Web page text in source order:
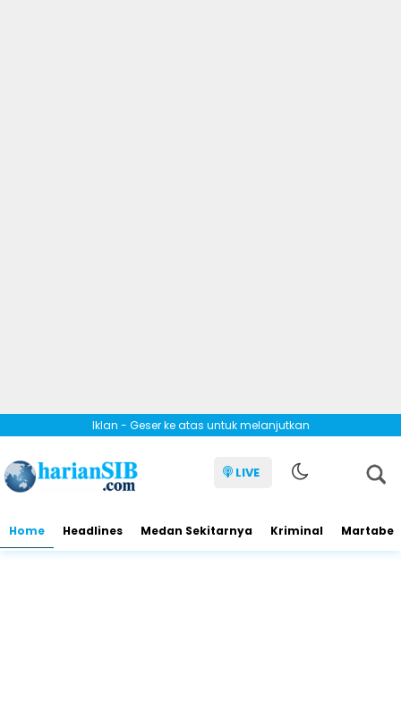
Iklan - Geser ke atas untuk melanjutkan
LIVE
Home Headlines Medan Sekitarnya Kriminal Martabe